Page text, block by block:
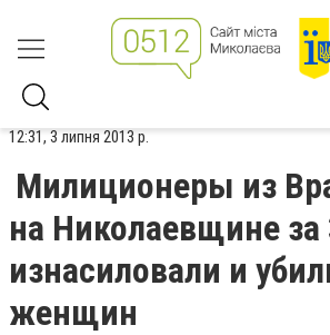
12:31, 3 липня 2013 р.
Милиционеры из
на Николаевщине за
изнасиловали и
женщин